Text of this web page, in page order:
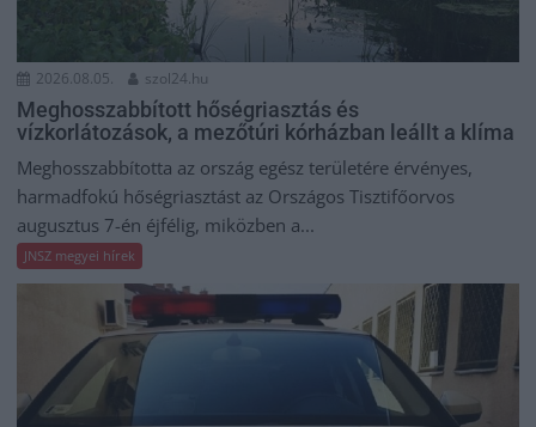
2026.08.05. szol24.hu
Meghosszabbított hőségriasztás és
vízkorlátozások, a mezőtúri kórházban leállt a klíma
Meghosszabbította az ország egész területére érvényes,
harmadfokú hőségriasztást az Országos Tisztifőorvos
augusztus 7-én éjfélig, miközben a...
JNSZ megyei hírek